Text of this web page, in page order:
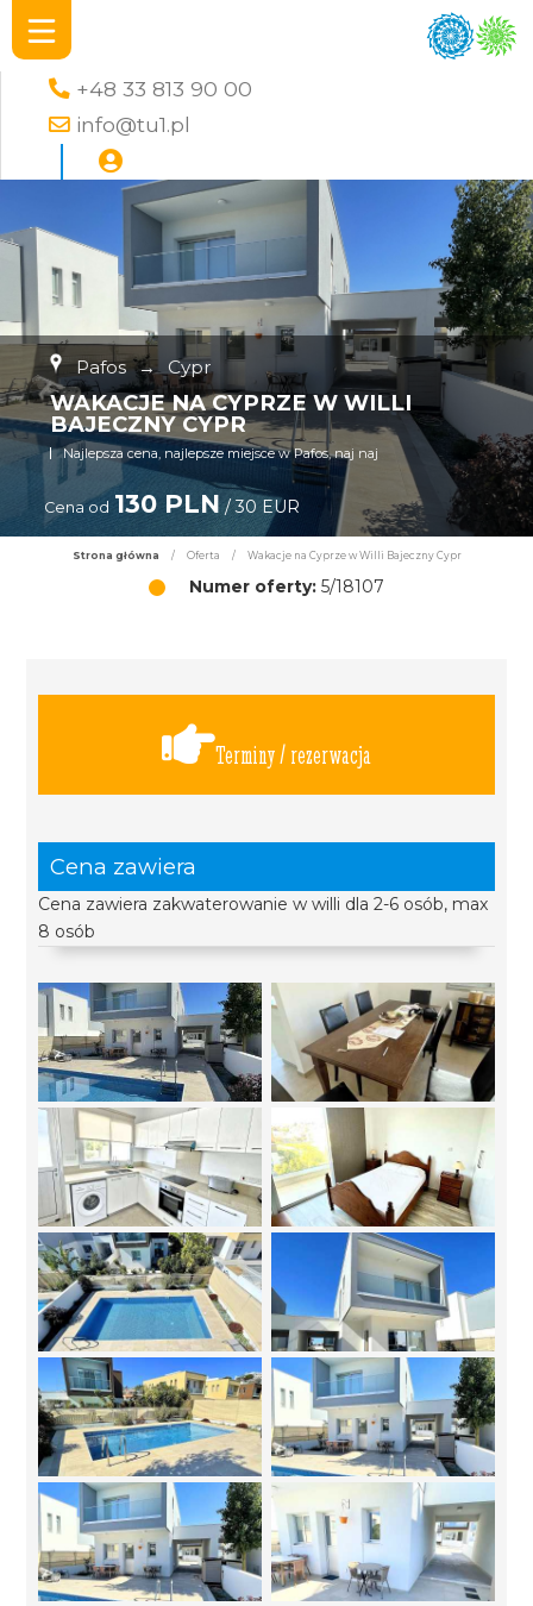
+48 33 813 90 00
info@tu1.pl
Pafos → Cypr
WAKACJE NA CYPRZE W WILLI
BAJECZNY CYPR
Najlepsza cena, najlepsze miejsce w Pafos, naj naj
Cena od 130 PLN/ 30 EUR
Strona główna / Oferta / Wakacje na Cyprze w Willi Bajeczny Cypr
Numer oferty: 5/18107
Terminy / rezerwacja
Cena zawiera
Cena zawiera zakwaterowanie w willi dla 2-6 osób, max
8 osób